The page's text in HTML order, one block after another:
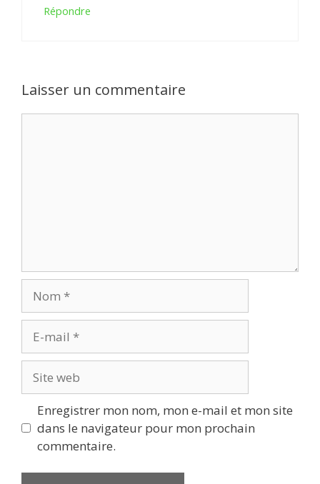
Répondre
Laisser un commentaire
mail
web
Enregistrer mon nom, mon e-mail et mon site
dans le navigateur pour mon prochain
commentaire.